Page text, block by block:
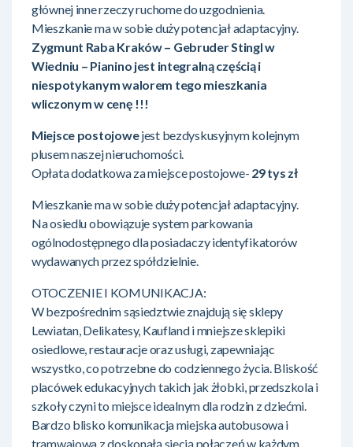
głównej inne rzeczy ruchome do uzgodnienia.
Mieszkanie ma w sobie duży potencjał adaptacyjny.
Zygmunt Raba Kraków – Gebruder Stingl w
Wiedniu – Pianino jest integralną częścią i
niespotykanym walorem tego mieszkania
wliczonym w cenę !!!
Miejsce postojowejest bezdyskusyjnym kolejnym
plusem naszej nieruchomości.
Opłata dodatkowa za miejsce postojowe- 29 tys zł
Mieszkanie ma w sobie duży potencjał adaptacyjny.
Na osiedlu obowiązuje system parkowania
ogólnodostępnego dla posiadaczy identyfikatorów
wydawanych przez spółdzielnie.
OTOCZENIE I KOMUNIKACJA:
W bezpośrednim sąsiedztwie znajdują się sklepy
Lewiatan, Delikatesy, Kaufland i mniejsze sklepiki
osiedlowe, restauracje oraz usługi, zapewniając
wszystko, co potrzebne do codziennego życia. Bliskość
placówek edukacyjnych takich jak żłobki, przedszkola i
szkoły czyni to miejsce idealnym dla rodzin z dziećmi.
Bardzo blisko komunikacja miejska autobusowa i
tramwajowa z doskonałą siecią połączeń w każdym